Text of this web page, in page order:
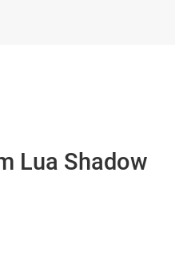
Lua Shadow